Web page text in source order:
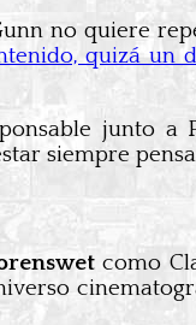
no quiere
quizá un
junto a
siempre
como